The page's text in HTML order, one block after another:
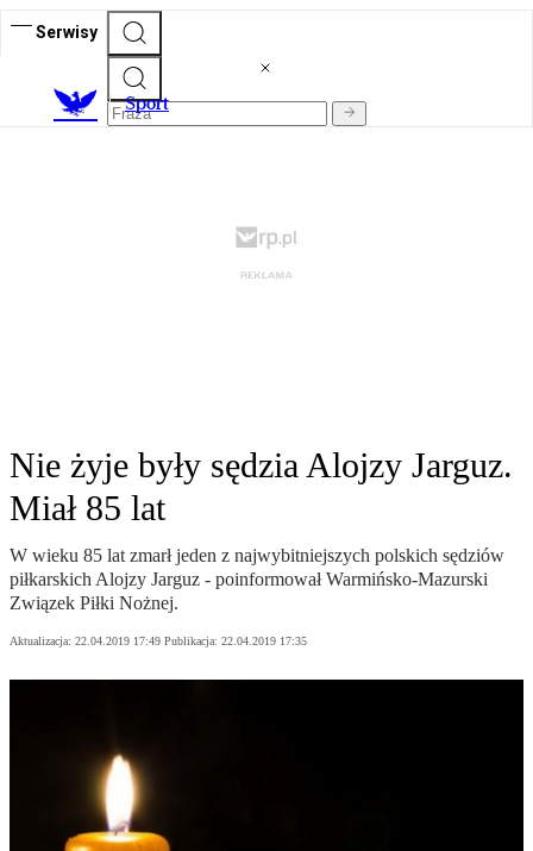
Serwisy
Sport
Nie żyje były sędzia Alojzy Jarguz.
Miał 85 lat
W wieku 85 lat zmarł jeden z najwybitniejszych polskich sędziów
piłkarskich Alojzy Jarguz - poinformował Warmińsko-Mazurski
Związek Piłki Nożnej.
Aktualizacja: 22.04.2019 17:49 Publikacja: 22.04.2019 17:35